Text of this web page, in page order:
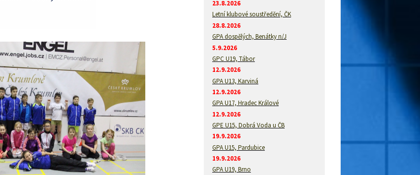
23.8.2026
Letní klubové soustředění, ČK
28.8.2026
GPA dospělých, Benátky n/J
5.9.2026
GPC U19, Tábor
12.9.2026
GPA U13, Karviná
12.9.2026
GPA U17, Hradec Králové
12.9.2026
GPE U15, Dobrá Voda u ČB
19.9.2026
GPA U15, Pardubice
19.9.2026
GPA U19, Brno